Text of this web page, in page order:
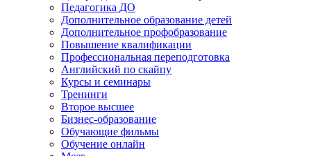
Педагогика ДО
Дополнительное образование детей
Дополнительное профобразование
Повышение квалификации
Профессиональная переподготовка
Английский по скайпу
Курсы и семинары
Тренинги
Второе высшее
Бизнес-образование
Обучающие фильмы
Обучение онлайн